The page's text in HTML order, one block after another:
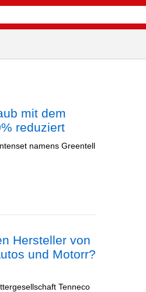
mit dem
reduziert
namens Greentell
Hersteller von
und Motorr?
Tenneco